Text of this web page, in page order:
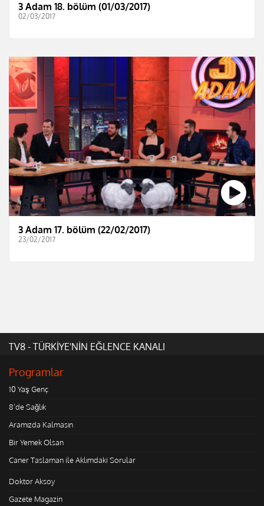
3 Adam 18. bölüm (01/03/2017)
02/03/2017
3 Adam 17. bölüm (22/02/2017)
23/02/2017
TV8 - TÜRKİYE'NİN EĞLENCE KANALI
Programlar
10 Yaş Genç
8'de Sağlık
Aramızda Kalmasın
Bir Yemek Olsan
Caner Taslaman ile Aklımdaki Sorular
Doktor Aksoy
Gazete Magazin